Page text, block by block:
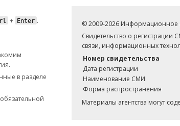
+ Enter .
в разделе
© 2009-2026 Информационное
Свидетельство о
связи, информационных
Номер свидетельства
Дата регистрации
Наименование СМИ
Форма распространения
Материалы агентства могут